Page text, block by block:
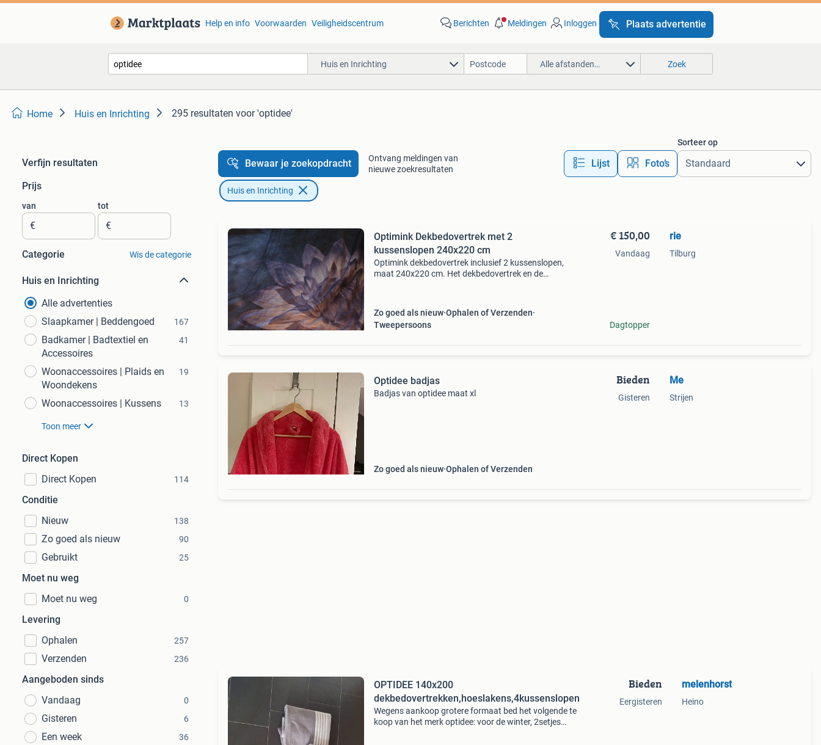
Help en info Voorwaarden Veiligheidscentrum Berichten Meldingen Inloggen Plaats advertentie
Huis en Inrichting Alle afstanden… Zoek
Home Huis en Inrichting 295 resultaten voor 'optidee'
Verfijn resultaten
Prijs
van
€
tot
€
Categorie Wis de categorie
Huis en Inrichting
Alle advertenties
Slaapkamer | Beddengoed
167
Badkamer | Badtextiel en
Accessoires
41
Woonaccessoires | Plaids en
Woondekens
19
Woonaccessoires | Kussens 13
Toon meer
Direct Kopen
Direct Kopen
114
Conditie
Nieuw
138
Zo goed als nieuw 90
Gebruikt 25
Moet nu weg
Moet nu weg
0
Levering
Ophalen
257
Verzenden 236
Aangeboden sinds
Vandaag
0
Gisteren 6
Een week 36
Bewaar je zoekopdracht
Ontvang meldingen van
nieuwe zoekresultaten
Lijst Foto’s
Sorteer op
Huis en Inrichting
Optimink Dekbedovertrek met 2
kussenslopen 240x220 cm
Optimink dekbedovertrek inclusief 2 kussenslopen,
maat 240x220 cm. Het dekbedovertrek en de
Zo goed als nieuw Ophalen of Verzenden
Tweepersoons
€ 150,00
Vandaag
Dagtopper
rie
Tilburg
Optidee badjas
Badjas van optidee maat xl
Zo goed als nieuw Ophalen of Verzenden
Bieden
Gisteren
Me
Strijen
OPTIDEE 140x200
dekbedovertrekken,hoeslakens,4kussenslopen
Wegens aankoop grotere formaat bed het volgende te
koop van het merk optidee: voor de winter, 2setjes
Bieden
Eergisteren
melenhorst
Heino